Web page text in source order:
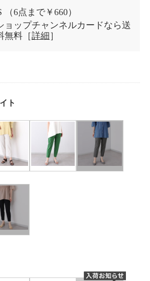
（6点まで￥660）
ョップチャンネルカードなら送
無料［詳細 ］
ト